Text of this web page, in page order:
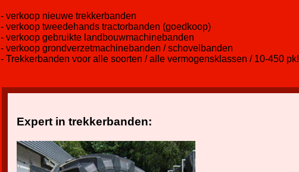
- verkoop nieuwe trekkerbanden
- verkoop tweedehands tractorbanden (goedkoop)
- verkoop gebruikte landbouwmachinebanden
- verkoop grondverzetmachinebanden / schovelbanden
- Trekkerbanden voor alle soorten / alle vermogensklassen / 10-450 pk!
Expert in trekkerbanden: